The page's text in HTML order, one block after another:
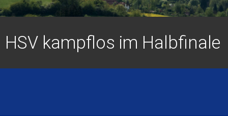
HSV kampflos im Halbfinale